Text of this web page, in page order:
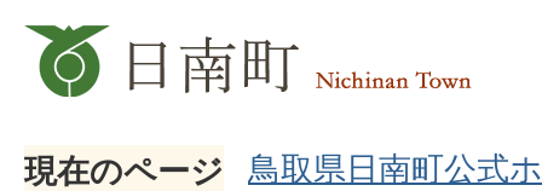
現在のページ 鳥取県日南町公式